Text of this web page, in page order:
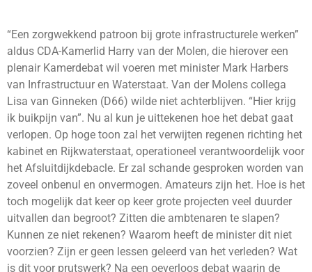
“Een zorgwekkend patroon bij grote infrastructurele werken”
aldus CDA-Kamerlid Harry van der Molen, die hierover een
plenair Kamerdebat wil voeren met minister Mark Harbers
van Infrastructuur en Waterstaat. Van der Molens collega
Lisa van Ginneken (D66) wilde niet achterblijven. “Hier krijg
ik buikpijn van”. Nu al kun je uittekenen hoe het debat gaat
verlopen. Op hoge toon zal het verwijten regenen richting het
kabinet en Rijkwaterstaat, operationeel verantwoordelijk voor
het Afsluitdijkdebacle. Er zal schande gesproken worden van
zoveel onbenul en onvermogen. Amateurs zijn het. Hoe is het
toch mogelijk dat keer op keer grote projecten veel duurder
uitvallen dan begroot? Zitten die ambtenaren te slapen?
Kunnen ze niet rekenen? Waarom heeft de minister dit niet
voorzien? Zijn er geen lessen geleerd van het verleden? Wat
is dit voor prutswerk? Na een oeverloos debat waarin de